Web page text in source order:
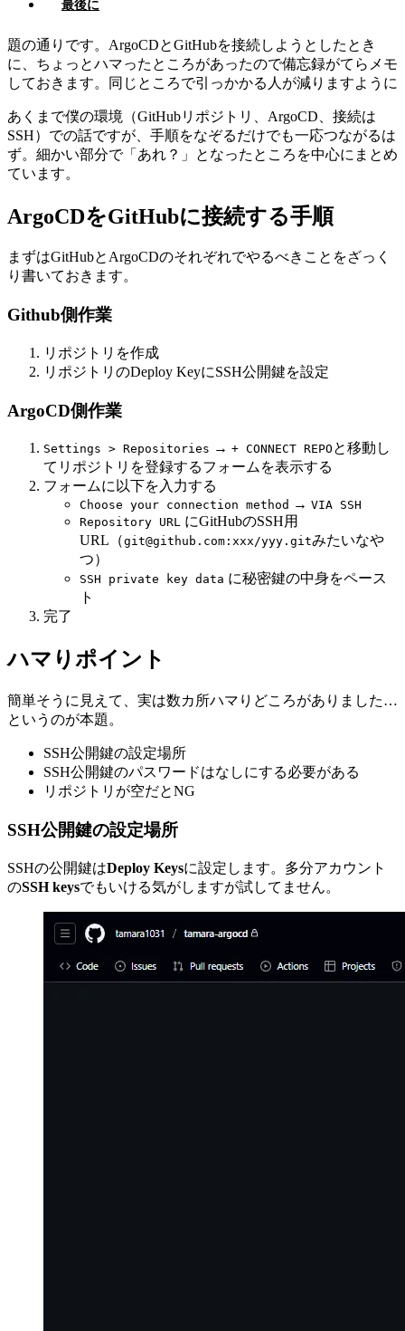
最後に
題の通りです。ArgoCDとGitHubを接続しようとしたとき
に、ちょっとハマったところがあったので備忘録がてらメモ
しておきます。同じところで引っかかる人が減りますように
あくまで僕の環境（GitHubリポジトリ、ArgoCD、接続は
SSH）での話ですが、手順をなぞるだけでも一応つながるは
ず。細かい部分で「あれ？」となったところを中心にまとめ
ています。
ArgoCDをGitHubに接続する手順
まずはGitHubとArgoCDのそれぞれでやるべきことをざっく
り書いておきます。
Github側作業
リポジトリを作成
リポジトリのDeploy KeyにSSH公開鍵を設定
ArgoCD側作業
Settings > Repositories → + CONNECT REPO と移動し
てリポジトリを登録するフォームを表示する
フォームに以下を入力する
Choose your connection method → VIA SSH
Repository URL にGitHubのSSH用
URL（git@github.com :xxx/yyy.gitみたいなや
つ）
SSH private key data に秘密鍵の中身をペース
ト
完了
ハマりポイント
簡単そうに見えて、実は数カ所ハマりどころがありました…
というのが本題。
SSH公開鍵の設定場所
SSH公開鍵のパスワードはなしにする必要がある
リポジトリが空だとNG
SSH公開鍵の設定場所
SSHの公開鍵はDeploy Keysに設定します。多分アカウント
のSSH keysでもいける気がしますが試してません。